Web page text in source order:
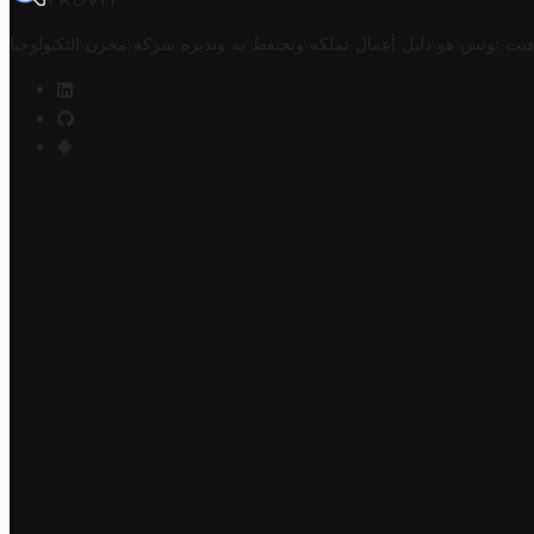
تونس هو دليل أعمال تملكه وتحتفظ به وتديره شركة مخزن التكنولوجيا